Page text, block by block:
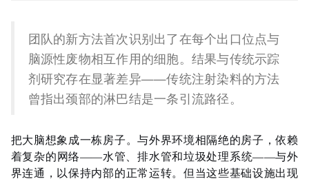
团队的新方法首次识别出了在每个出口位点与
脑源性废物相互作用的细胞。结果与传统示踪
剂研究存在显著差异——传统注射染料的方法
曾指出颈部的淋巴结是一条引流路径。
把大脑想象成一栋房子。与外界环境相隔绝的房子，依赖
着复杂的网络——水管、排水管和垃圾处理系统——与外
界连通，以保持内部的正常运转。但当这些基础设施出现